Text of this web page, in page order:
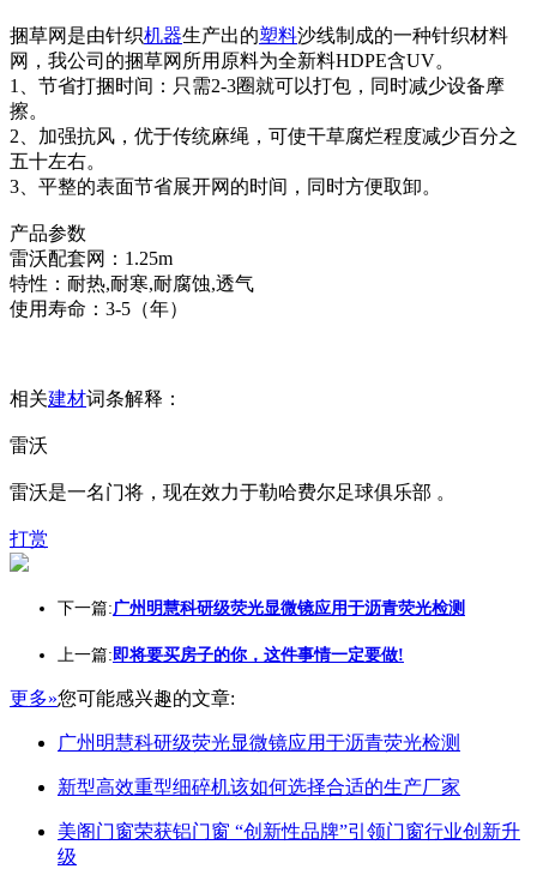
捆草网是由针织机器生产出的塑料沙线制成的一种针织材料
网，我公司的捆草网所用原料为全新料HDPE含UV。
1、节省打捆时间：只需2-3圈就可以打包，同时减少设备摩
擦。
2、加强抗风，优于传统麻绳，可使干草腐烂程度减少百分之
五十左右。
3、平整的表面节省展开网的时间，同时方便取卸。
产品参数
雷沃配套网：1.25m
特性：耐热,耐寒,耐腐蚀,透气
使用寿命：3-5（年）
相关建材词条解释：
雷沃
雷沃是一名门将，现在效力于勒哈费尔足球俱乐部 。
打赏
下一篇:广州明慧科研级荧光显微镜应用于沥青荧光检测
上一篇:即将要买房子的你，这件事情一定要做!
更多»您可能感兴趣的文章:
广州明慧科研级荧光显微镜应用于沥青荧光检测
新型高效重型细碎机该如何选择合适的生产厂家
美阁门窗荣获铝门窗 “创新性品牌”引领门窗行业创新升
级